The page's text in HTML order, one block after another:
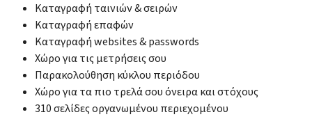
Καταγραφή ταινιών & σειρών
Καταγραφή επαφών
Καταγραφή websites & passwords
Χώρο για τις μετρήσεις σου
Παρακολούθηση κύκλου περιόδου
Χώρο για τα πιο τρελά σου όνειρα και στόχους
310 σελίδες οργανωμένου περιεχομένου